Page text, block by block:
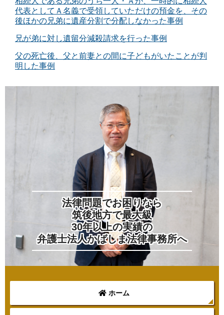
代表としてＡ名義で受領していただけの預金を、その
後ほかの兄弟に遺産分割で分配しなかった事例
兄が弟に対し遺留分減殺請求を行った事例
父の死亡後、父と前妻との間に子どもがいたことが判
明した事例
法律問題でお困りなら
筑後地方で最大級
30年以上の実績の
弁護士法人かばしま法律事務所へ
ホーム